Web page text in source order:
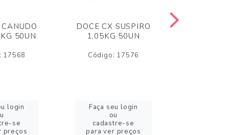
50UN
17568
login
se
preços
DOCE CX SUSPIRO
1,05KG 50UN
Código: 17576
Faça seu login
ou
cadastre-se
para ver preços